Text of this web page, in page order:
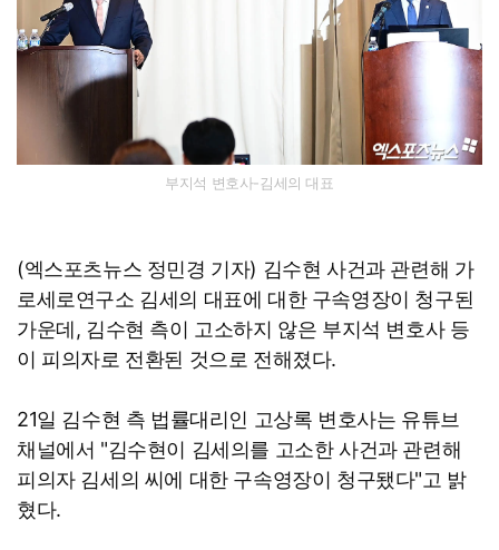
부지석 변호사-김세의 대표
(엑스포츠뉴스 정민경 기자) 김수현 사건과 관련해 가
로세로연구소 김세의 대표에 대한 구속영장이 청구된
가운데, 김수현 측이 고소하지 않은 부지석 변호사 등
이 피의자로 전환된 것으로 전해졌다.
21일 김수현 측 법률대리인 고상록 변호사는 유튜브
채널에서 "김수현이 김세의를 고소한 사건과 관련해
피의자 김세의 씨에 대한 구속영장이 청구됐다"고 밝
혔다.